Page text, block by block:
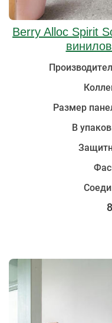
Berry Alloc Spirit
Размер
В